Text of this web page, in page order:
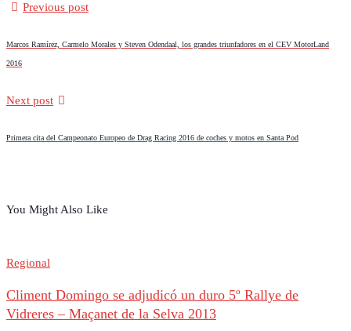
Previous post
Marcos Ramírez, Carmelo Morales y Steven Odendaal, los grandes triunfadores en el CEV MotorLand
2016
Next post
Primera cita del Campeonato Europeo de Drag Racing 2016 de coches y motos en Santa Pod
You Might Also Like
Regional
Climent Domingo se adjudicó un duro 5º Rallye de
Vidreres – Maçanet de la Selva 2013